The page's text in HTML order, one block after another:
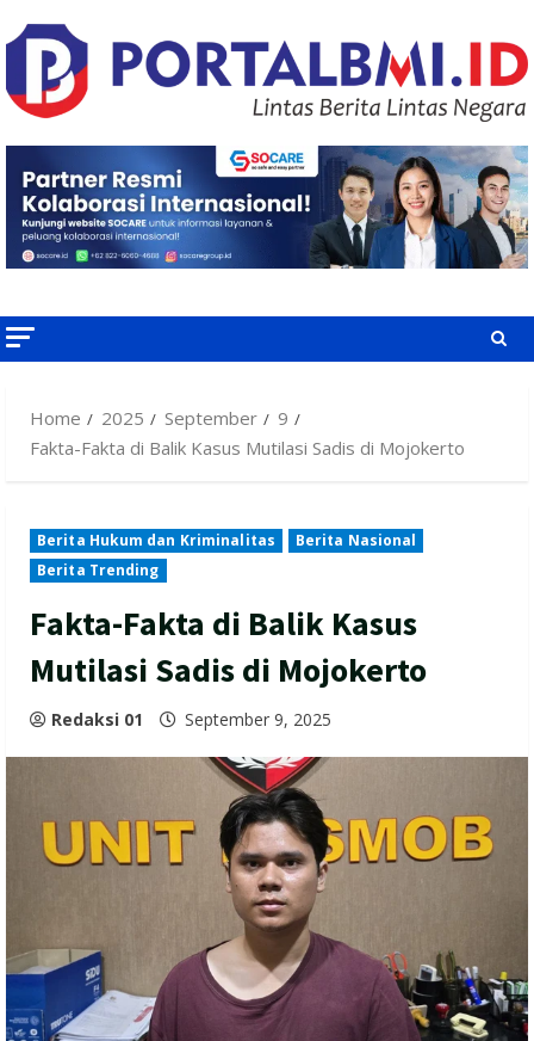
to
content
Home 2025 September
9
Fakta-Fakta di Balik Kasus Mutilasi Sadis di Mojokerto
Berita Hukum dan Kriminalitas
Berita Nasional
Berita Trending
Fakta-Fakta di Balik Kasus
Mutilasi Sadis di Mojokerto
Redaksi 01 September 9, 2025